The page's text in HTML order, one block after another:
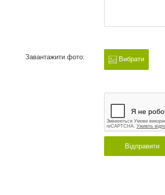
Завантажити фото: Вибрати
Відправити